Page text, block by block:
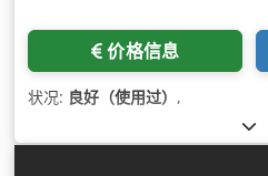
价格信息
状况: 良好（使用过） ,